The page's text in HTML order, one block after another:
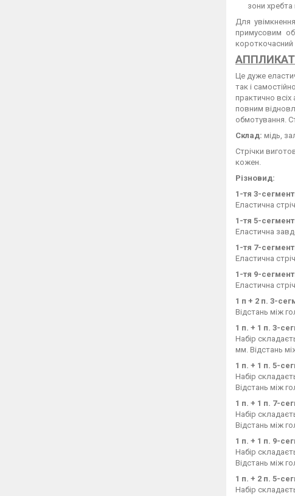
зони хребта
Для
примусовим
короткочасний
Це дуже
так і
практично
повним
обмотування.
Склад: мідь,
Стрічки
кожен.
Різновид:
1-тя 3-
Еластична
1-тя 5-
Еластична
1-тя 7-
Еластична
1-тя 9-
Еластична
1 п + 2 п. 3-
Відстань між
1 п. + 1 п. 3-
Набір
мм. Відстань
1 п. + 1 п. 5-
Набір
Відстань між
1 п. + 1 п. 7-
Набір
Відстань між
1 п. + 1 п. 9-
Набір
Відстань між
1 п. + 2 п. 5-
Набір